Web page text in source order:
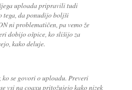
uploada pripravili tudi
tega, da ponudijo boljši
ni problematičen, pa vemo že
dobijo ošpice, ko slišijo za
kako deluje.
ko se govori o uploadu. Preveri
vsi na coaxu pritožujejo kako nizek